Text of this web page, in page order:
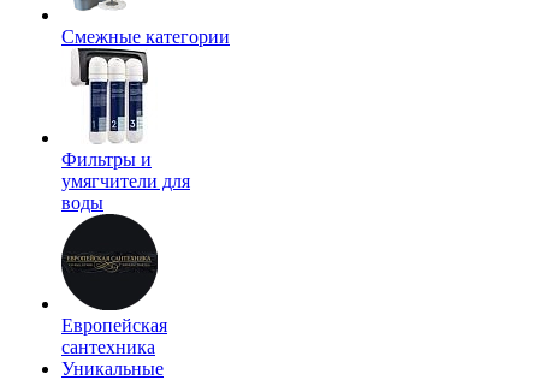
Смежные категории
Фильтры и
умягчители для
воды
Европейская
сантехника
Уникальные